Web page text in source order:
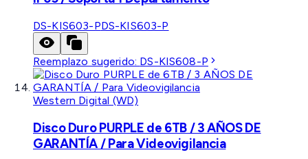
DS-KIS603-PDS-KIS603-P
Reemplazo sugerido: DS-KIS608-P
Western Digital (WD)
Disco Duro PURPLE de 6TB / 3 AÑOS DE
GARANTÍA / Para Videovigilancia